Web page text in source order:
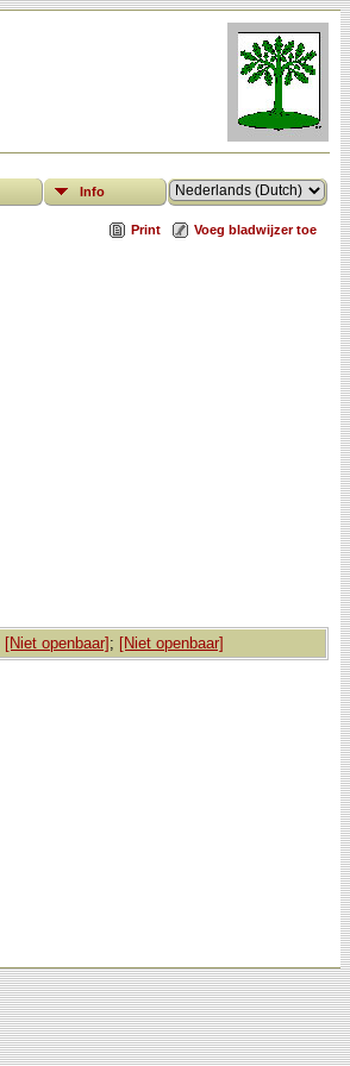
Info
Print Voeg bladwijzer toe
[Niet openbaar] ; [Niet openbaar]